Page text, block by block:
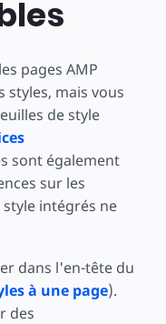
pages AMP
styles, mais vous
de style
sont également
sur les
intégrés ne
dans l'en-tête du
à une page).
des